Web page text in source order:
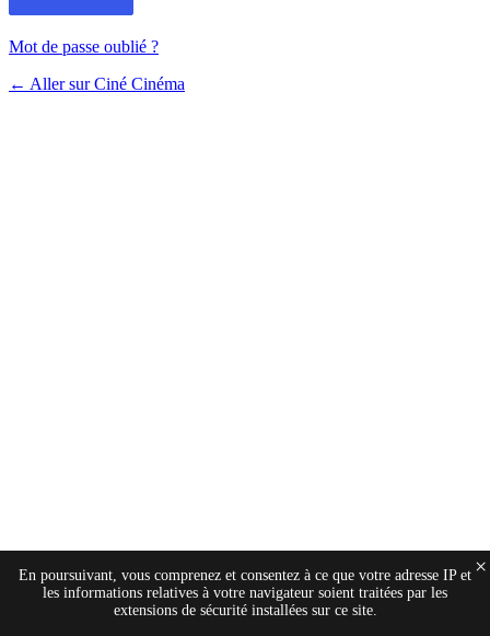
Mot de passe oublié ?
← Aller sur Ciné Cinéma
En poursuivant, vous comprenez et consentez à ce que votre adresse IP et
les informations relatives à votre navigateur soient traitées par les
extensions de sécurité installées sur ce site.
×